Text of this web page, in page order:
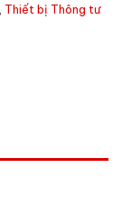
Thiết bị Thông tư